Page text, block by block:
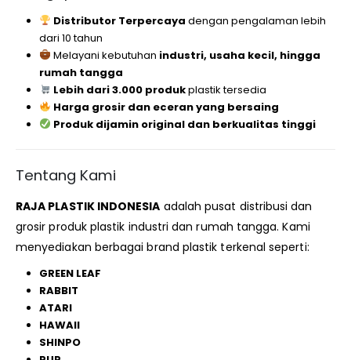
Distributor Terpercaya dengan pengalaman lebih
dari 10 tahun
Melayani kebutuhan industri, usaha kecil, hingga
rumah tangga
Lebih dari 3.000 produkplastik tersedia
Harga grosir dan eceran yang bersaing
Produk dijamin original dan berkualitas tinggi
Tentang Kami
RAJA PLASTIK INDONESIA adalah pusat distribusi dan
grosir produk plastik industri dan rumah tangga. Kami
menyediakan berbagai brand plastik terkenal seperti:
GREEN LEAF
RABBIT
ATARI
HAWAII
SHINPO